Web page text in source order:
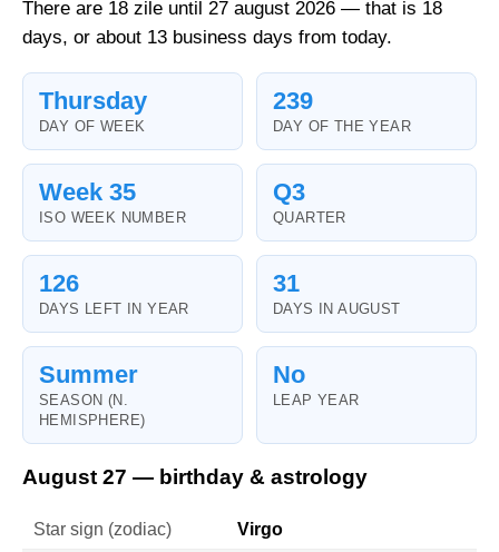
There are 18 zile until 27 august 2026 — that is 18
days, or about 13 business days from today.
Thursday
DAY OF WEEK
239
DAY OF THE YEAR
Week 35
ISO WEEK NUMBER
Q3
QUARTER
126
DAYS LEFT IN YEAR
31
DAYS IN AUGUST
Summer
SEASON (N.
HEMISPHERE)
No
LEAP YEAR
August 27 — birthday & astrology
Star sign (zodiac) Virgo